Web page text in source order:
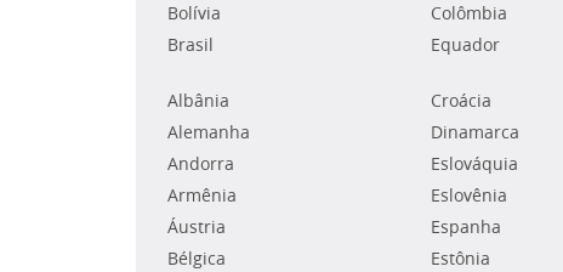
Bolívia
Brasil
Colômbia
Equador
Albânia
Alemanha
Andorra
Armênia
Áustria
Bélgica
Croácia
Dinamarca
Eslováquia
Eslovênia
Espanha
Estônia